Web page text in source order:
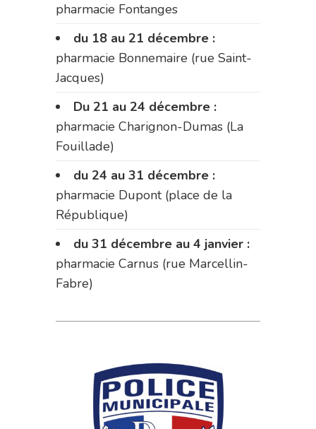
pharmacie Fontanges
du 18 au 21 décembre :
pharmacie Bonnemaire (rue Saint-
Jacques)
Du 21 au 24 décembre :
pharmacie Charignon-Dumas (La
Fouillade)
du 24 au 31 décembre :
pharmacie Dupont (place de la
République)
du 31 décembre au 4 janvier :
pharmacie Carnus (rue Marcellin-
Fabre)